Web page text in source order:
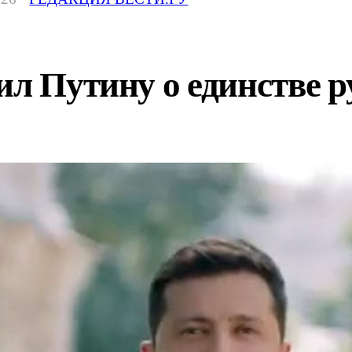
Путину о единстве